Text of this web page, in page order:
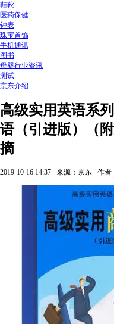
鞋靴
医药保健
钟表
珠宝首饰
手机通讯
图书
母婴行业资讯
测试
京东介绍
高级实用英语系
语（引进版）（
摘
2019-10-16 14:37 来源：京东 作者